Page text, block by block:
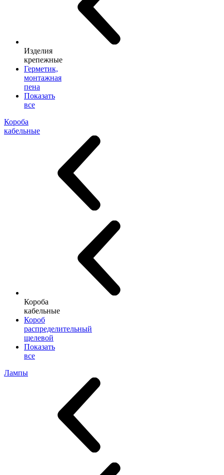
Изделия
крепежные
Герметик,
монтажная
пена
Показать
все
Короба
кабельные
Короба
кабельные
Короб
распределительный
щелевой
Показать
все
Лампы